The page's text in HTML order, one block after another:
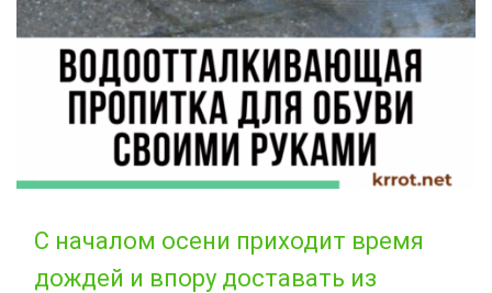
С началом осени приходит время
дождей и впору доставать из